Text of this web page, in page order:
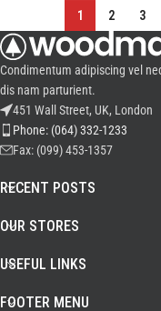
1 2 3
Condimentum adipiscing vel
dis nam parturient.
451 Wall Street, UK, London
Phone: (064) 332-1233
Fax: (099) 453-1357
RECENT POSTS
OUR STORES
USEFUL LINKS
FOOTER MENU